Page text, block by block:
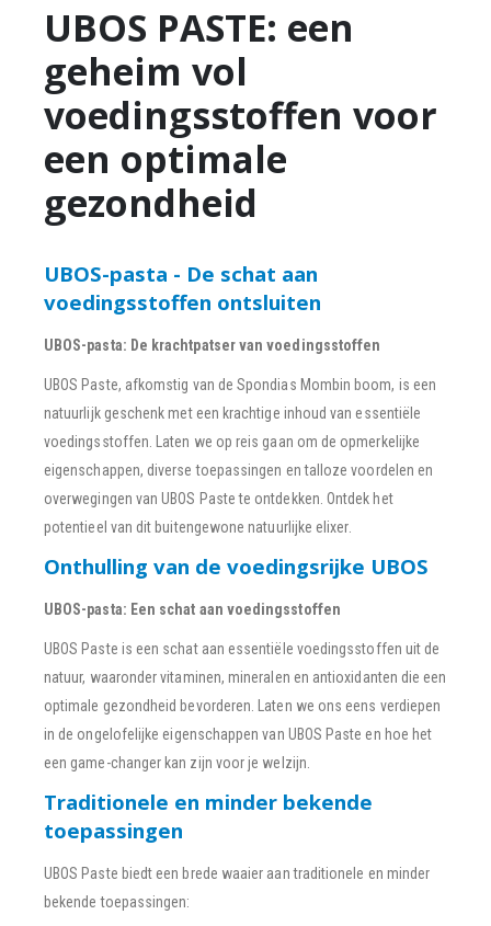
UBOS PASTE: een
geheim vol
voedingsstoffen voor
een optimale
gezondheid
UBOS-pasta - De schat aan
voedingsstoffen ontsluiten
UBOS-pasta: De krachtpatser van voedingsstoffen
UBOS Paste, afkomstig van de Spondias Mombin boom, is een
natuurlijk geschenk met een krachtige inhoud van essentiële
voedingsstoffen. Laten we op reis gaan om de opmerkelijke
eigenschappen, diverse toepassingen en talloze voordelen en
overwegingen van UBOS Paste te ontdekken. Ontdek het
potentieel van dit buitengewone natuurlijke elixer.
Onthulling van de voedingsrijke UBOS
UBOS-pasta: Een schat aan voedingsstoffen
UBOS Paste is een schat aan essentiële voedingsstoffen uit de
natuur, waaronder vitaminen, mineralen en antioxidanten die een
optimale gezondheid bevorderen. Laten we ons eens verdiepen
in de ongelofelijke eigenschappen van UBOS Paste en hoe het
een game-changer kan zijn voor je welzijn.
Traditionele en minder bekende
toepassingen
UBOS Paste biedt een brede waaier aan traditionele en minder
bekende toepassingen: